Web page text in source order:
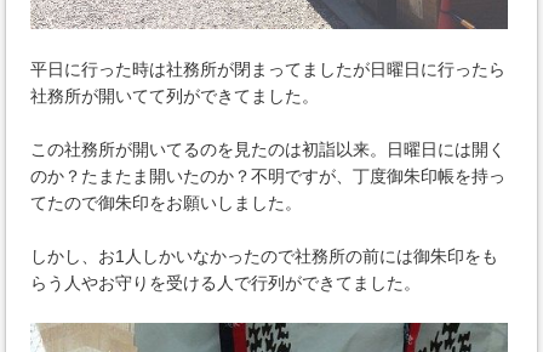
平日に行った時は社務所が閉まってましたが日曜日に行ったら
社務所が開いてて列ができてました。
この社務所が開いてるのを見たのは初詣以来。日曜日には開く
のか？たまたま開いたのか？不明ですが、丁度御朱印帳を持っ
てたので御朱印をお願いしました。
しかし、お1人しかいなかったので社務所の前には御朱印をも
らう人やお守りを受ける人で行列ができてました。